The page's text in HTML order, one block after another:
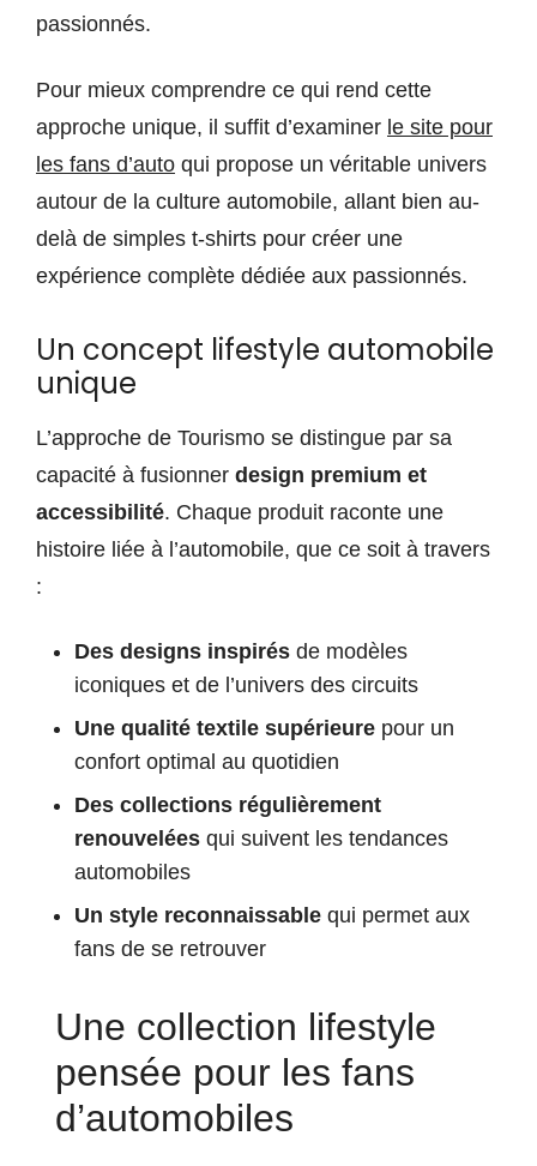
passionnés.
Pour mieux comprendre ce qui rend cette
approche unique, il suffit d’examiner le site pour
les fans d’auto qui propose un véritable univers
autour de la culture automobile, allant bien au-
delà de simples t-shirts pour créer une
expérience complète dédiée aux passionnés.
Un concept lifestyle automobile
unique
L’approche de Tourismo se distingue par sa
capacité à fusionner design premium et
accessibilité. Chaque produit raconte une
histoire liée à l’automobile, que ce soit à travers
:
Des designs inspirés de modèles
iconiques et de l’univers des circuits
Une qualité textile supérieure pour un
confort optimal au quotidien
Des collections régulièrement
renouvelées qui suivent les tendances
automobiles
Un style reconnaissable qui permet aux
fans de se retrouver
Une collection lifestyle
pensée pour les fans
d’automobiles